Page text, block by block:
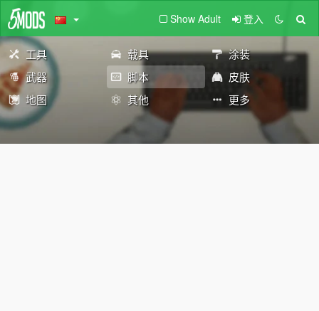
Show Adult 登入
工具 载具
涂装
武器
脚本
皮肤
地图
其他 更多